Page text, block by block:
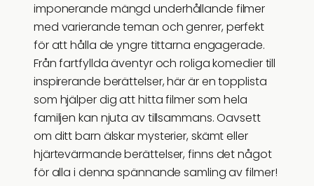
imponerande mängd underhållande filmer
med varierande teman och genrer, perfekt
för att hålla de yngre tittarna engagerade.
Från fartfyllda äventyr och roliga komedier till
inspirerande berättelser, här är en topplista
som hjälper dig att hitta filmer som hela
familjen kan njuta av tillsammans. Oavsett
om ditt barn älskar mysterier, skämt eller
hjärtevärmande berättelser, finns det något
för alla i denna spännande samling av filmer!